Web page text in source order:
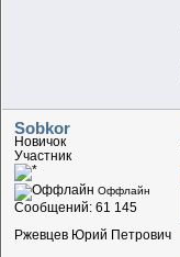
Sobkor
Новичок
Участник
Оффлайн
Сообщений: 61 145
Ржевцев Юрий Петрович